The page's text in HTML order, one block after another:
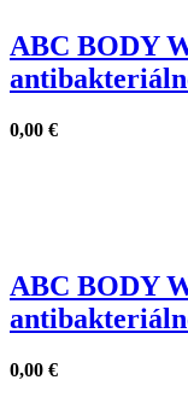
ABC BODY
0,00 €
ABC BODY
0,00 €